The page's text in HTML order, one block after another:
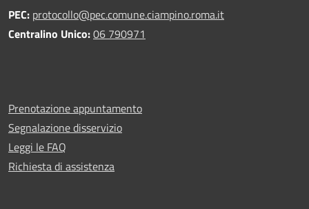
PEC: protocollo@pec.comune.ciampino.roma.it
Centralino Unico:06 790971
Prenotazione appuntamento
Segnalazione disservizio
Leggi le FAQ
Richiesta di assistenza